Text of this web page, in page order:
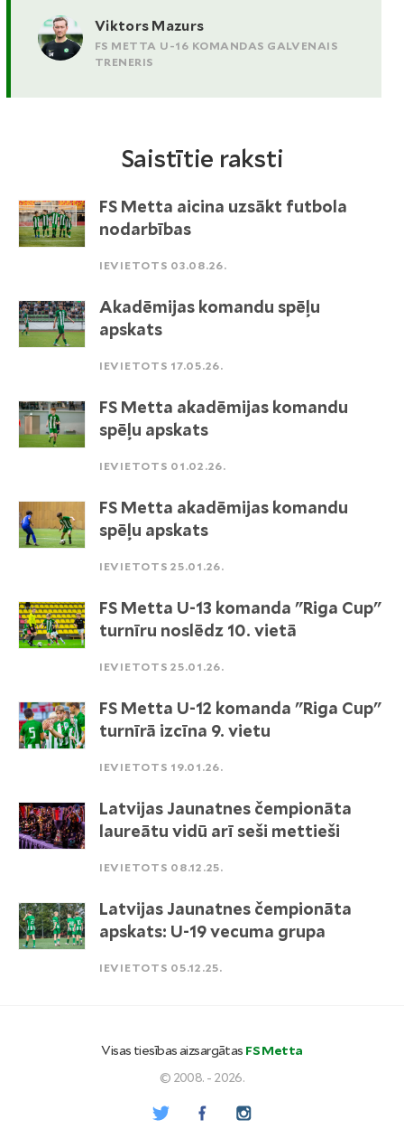
Viktors Mazurs
FS METTA U-16 KOMANDAS GALVENAIS
TRENERIS
Saistītie raksti
FS Metta aicina uzsākt futbola
nodarbības
IEVIETOTS 03.08.26.
Akadēmijas komandu spēļu
apskats
IEVIETOTS 17.05.26.
FS Metta akadēmijas komandu
spēļu apskats
IEVIETOTS 01.02.26.
FS Metta akadēmijas komandu
spēļu apskats
IEVIETOTS 25.01.26.
FS Metta U-13 komanda "Riga Cup"
turnīru noslēdz 10. vietā
IEVIETOTS 25.01.26.
FS Metta U-12 komanda "Riga Cup"
turnīrā izcīna 9. vietu
IEVIETOTS 19.01.26.
Latvijas Jaunatnes čempionāta
laureātu vidū arī seši mettieši
IEVIETOTS 08.12.25.
Latvijas Jaunatnes čempionāta
apskats: U-19 vecuma grupa
IEVIETOTS 05.12.25.
Visas tiesības aizsargātas FS Metta
© 2008. - 2026.